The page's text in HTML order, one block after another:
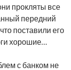
прокляты все
передний
поставили его
хорошие…
с банком не